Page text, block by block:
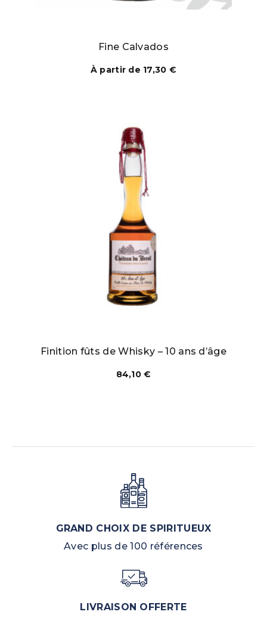
Fine Calvados
À partir de 17,30 €
Finition fûts de Whisky – 10 ans d’âge
84,10€
GRAND CHOIX DE SPIRITUEUX
Avec plus de 100 références
LIVRAISON OFFERTE